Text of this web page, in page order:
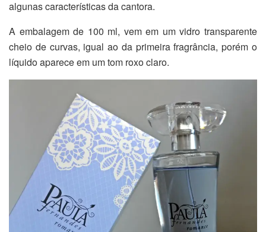
algunas características da cantora.
A embalagem de 100 ml, vem em um vidro transparente
cheio de curvas, igual ao da primeira fragrância, porém o
líquido aparece em um tom roxo claro.